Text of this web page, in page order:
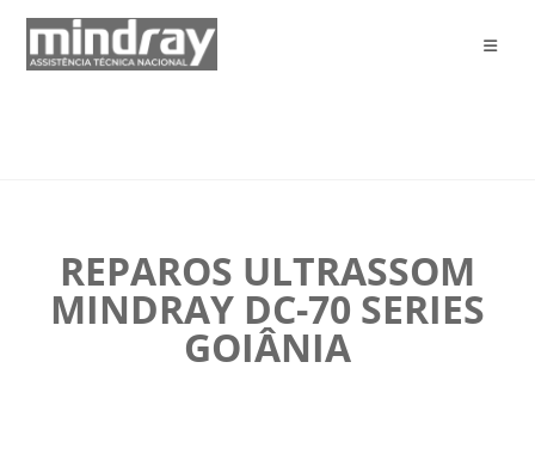
REPAROS ULTRASSOM
MINDRAY DC-70 SERIES
GOIÂNIA